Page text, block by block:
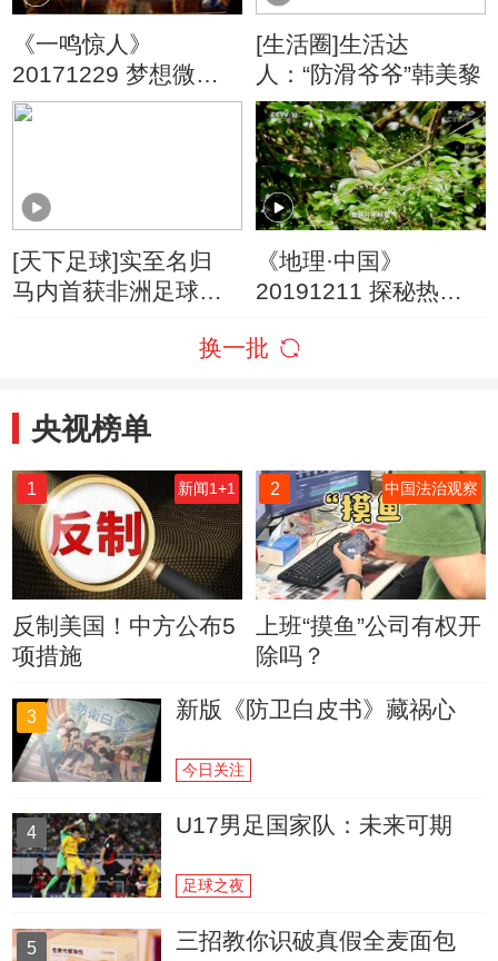
《一鸣惊人》
20171229 梦想微剧
场 小品小戏专场
[生活圈]生活达
人：“防滑爷爷”韩美黎
[天下足球]实至名归
马内首获非洲足球先
《地理·中国》
20191211 探秘热带
换一批
央视榜单
1 新闻1+1
反制美国！中方公布5
项措施
2 中国法治观察
上班“摸鱼”公司有权开
除吗？
3 新版《防卫白皮书》藏祸心
今日关注
4 U17男足国家队：未来可期
足球之夜
5 三招教你识破真假全麦面包